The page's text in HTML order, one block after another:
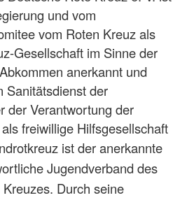
und vom
vom Roten Kreuz als
Gesellschaft im Sinne der
anerkannt und
Sanitätsdienst der
der Verantwortung der
freiwillige Hilfsgesellschaft
ist der anerkannte
Jugendverband des
Durch seine